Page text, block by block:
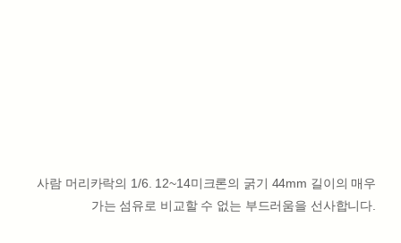
사람 머리카락의 1/6. 12~14미크론의 굵기 44mm 길이의 매우
가는 섬유로 비교할 수 없는 부드러움을 선사합니다.